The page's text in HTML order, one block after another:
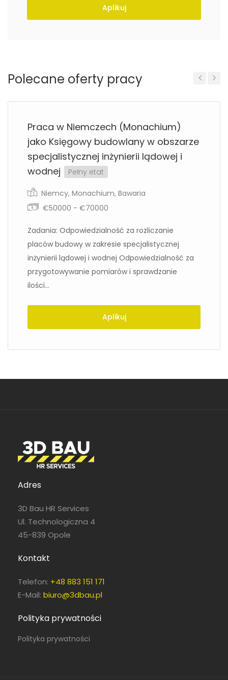
Aplikuj
Polecane oferty pracy
Praca w Niemczech (Monachium)
jako Księgowy budowlany w obszarze
specjalistycznej inżynierii lądowej i
wodnej
Pełny etat
Niemcy, Monachium, Bawaria
€50000 - €70000
Zadania: Odpowiedzialność za rozliczanie
placów budowy w zakresie specjalistycznej
inżynierii lądowej i wodnej Odpowiedzialność za
przygotowywanie pomiarów i sprawdzanie
ilości...
Aplikuj
Adres
3D Bau HR Services
Ul. Technologiczna 4
45-839 Opole
Kontakt
Telefon: +48 883 151 171
E-Mail: biuro@3dbau.pl
Polityka prywatności
Polityka prywatności